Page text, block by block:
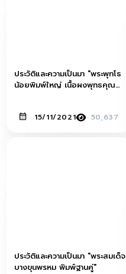
ประวัติและความเป็นมา "พระพุทโธ
น้อยพิมพ์ใหญ่ เนื้อผงพุทธคุณ
15/11/2021 50,637
ประวัติและความเป็นมา "พระสมเด็จ
บางขุนพรหม พิมพ์ฐานคู่"